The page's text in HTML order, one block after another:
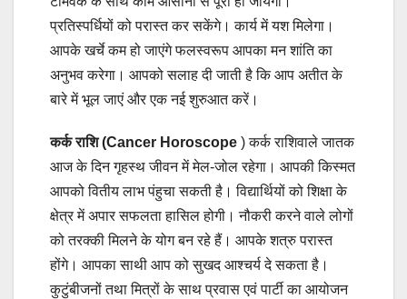
प्रतिस्पर्धियों को परास्त कर सकेंगे। कार्य में यश मिलेगा।
आपके खर्चे कम हो जाएंगे फलस्वरूप आपका मन शांति का
अनुभव करेगा। आपको सलाह दी जाती है कि आप अतीत के
बारे में भूल जाएं और एक नई शुरुआत करें।
कर्क राशि (Cancer Horoscope ) कर्क राशिवाले जातक
आज के दिन गृहस्थ जीवन में मेल-जोल रहेगा। आपकी किस्मत
आपको वितीय लाभ पंहुचा सकती है। विद्यार्थियों को शिक्षा के
क्षेत्र में अपार सफलता हासिल होगी। नौकरी करने वाले लोगों
को तरक्की मिलने के योग बन रहे हैं। आपके शत्रु परास्त
होंगे। आपका साथी आप को सुखद आश्चर्य दे सकता है।
कुटुंबीजनों तथा मित्रों के साथ प्रवास एवं पार्टी का आयोजन